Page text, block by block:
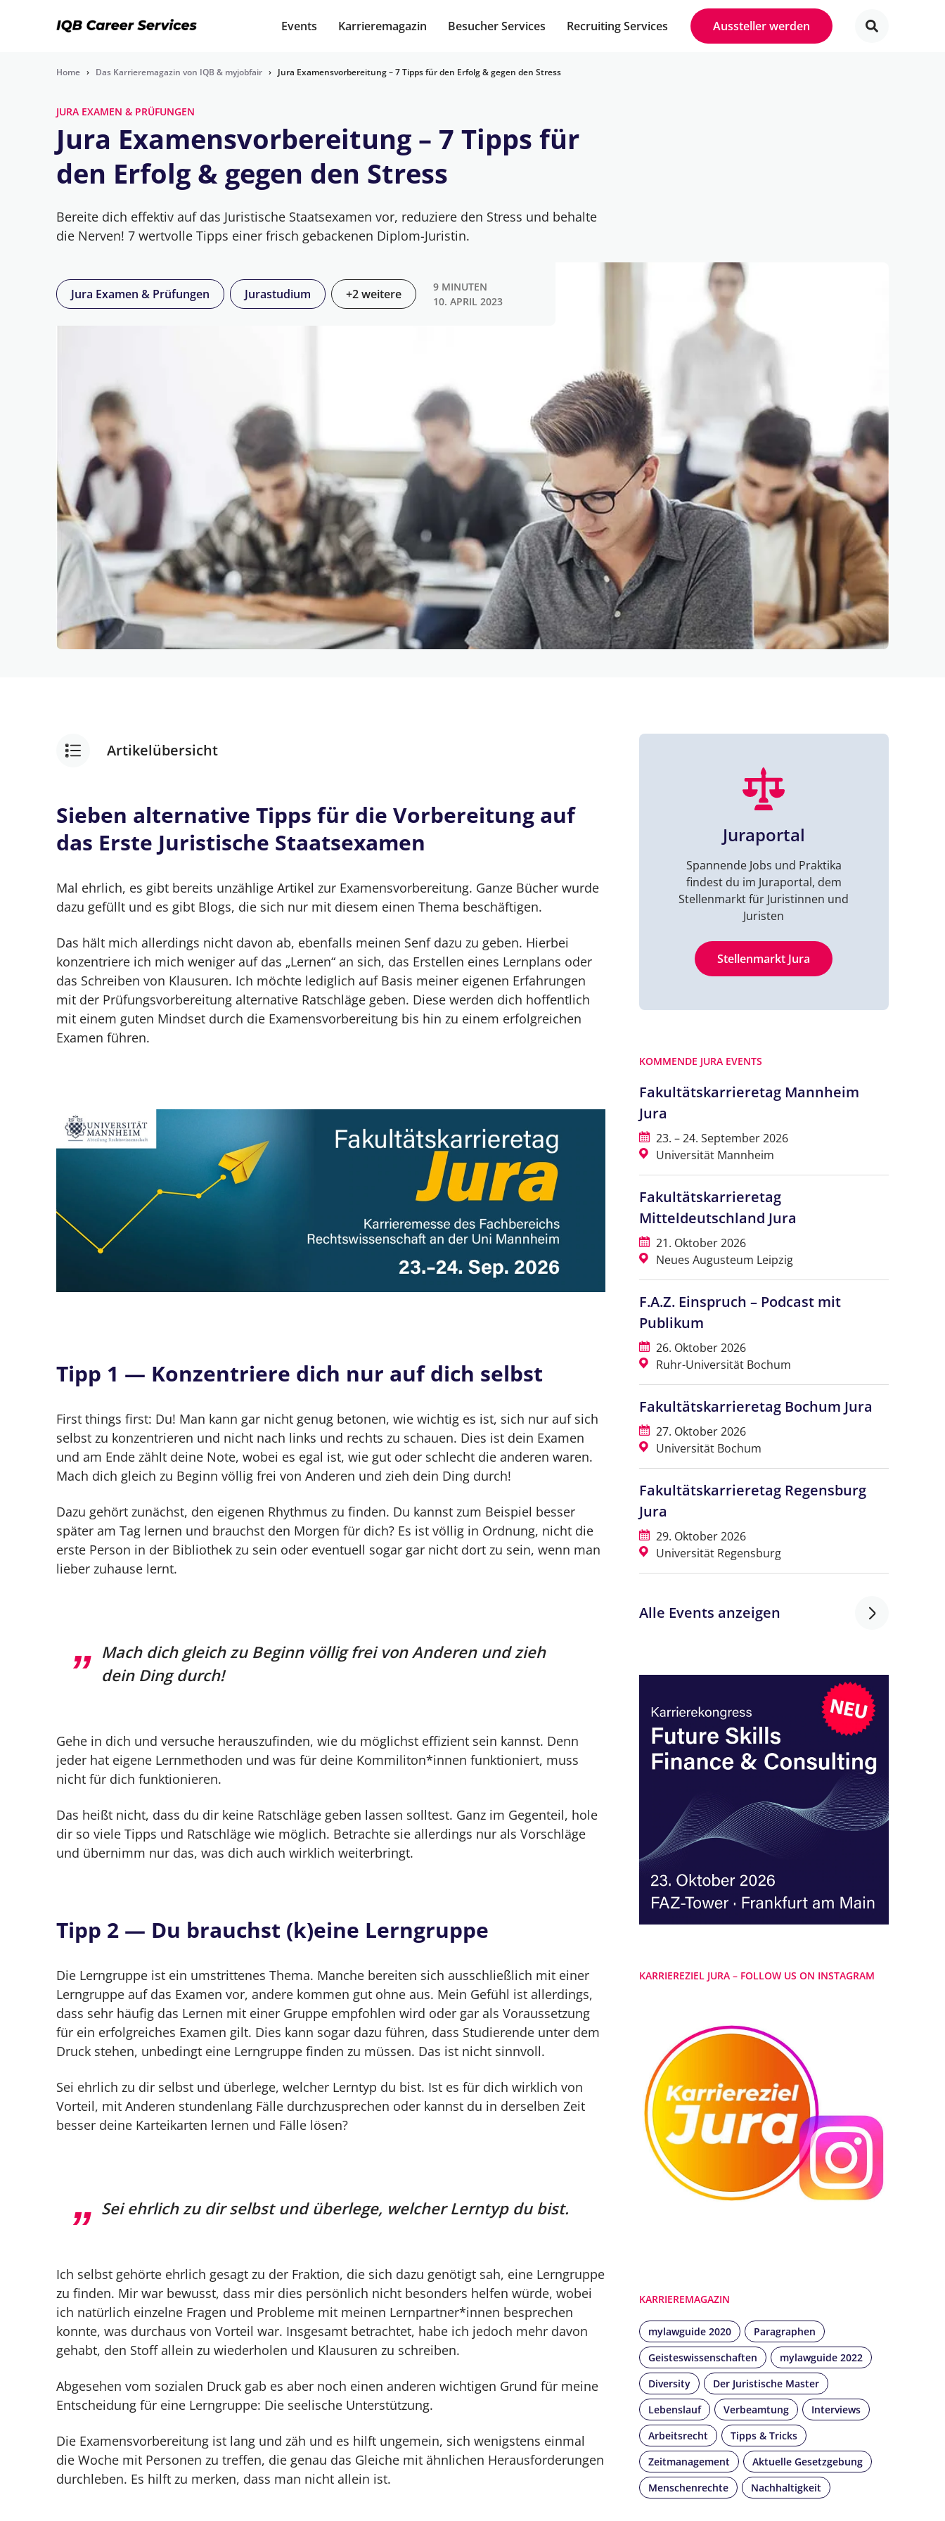
Events Karrieremagazin Besucher Services Recruiting Services Aussteller werden
Home › Das Karrieremagazin von IQB & myjobfair › Jura Examensvorbereitung – 7 Tipps für den Erfolg & gegen den Stress
JURA EXAMEN & PRÜFUNGEN
Jura Examensvorbereitung – 7 Tipps für
den Erfolg & gegen den Stress
Bereite dich effektiv auf das Juristische Staatsexamen vor, reduziere den Stress und behalte
die Nerven! 7 wertvolle Tipps einer frisch gebackenen Diplom-Juristin.
Jura Examen & Prüfungen Jurastudium +2 weitere
9 MINUTEN
10. APRIL 2023
Artikelübersicht
Jura Examensvorbereitung – 7 Tipps für den Erfolg & gegen den Stress
Sieben alternative Tipps für die Vorbereitung auf das Erste Juristische Staatsexamen
Tipp 2 — Du brauchst (k)eine Lerngruppe
Tipp 4 — Die Examensvorbereitung ist ein Marathon und kein Sprint
Tipp 5 — Umgib dich mit positiven Menschen
Tipp 6 — Reduziere alle Stressfaktoren um dich herum
Sieben alternative Tipps für die Vorbereitung auf
das Erste Juristische Staatsexamen
Mal ehrlich, es gibt bereits unzählige Artikel zur Examensvorbereitung. Ganze Bücher wurde
dazu gefüllt und es gibt Blogs, die sich nur mit diesem einen Thema beschäftigen.
Das hält mich allerdings nicht davon ab, ebenfalls meinen Senf dazu zu geben. Hierbei
konzentriere ich mich weniger auf das „Lernen“ an sich, das Erstellen eines Lernplans oder
das Schreiben von Klausuren. Ich möchte lediglich auf Basis meiner eigenen Erfahrungen
mit der Prüfungsvorbereitung alternative Ratschläge geben. Diese werden dich hoffentlich
mit einem guten Mindset durch die Examensvorbereitung bis hin zu einem erfolgreichen
Examen führen.
Tipp 1 — Konzentriere dich nur auf dich selbst
First things first: Du! Man kann gar nicht genug betonen, wie wichtig es ist, sich nur auf sich
selbst zu konzentrieren und nicht nach links und rechts zu schauen. Dies ist dein Examen
und am Ende zählt deine Note, wobei es egal ist, wie gut oder schlecht die anderen waren.
Mach dich gleich zu Beginn völlig frei von Anderen und zieh dein Ding durch!
Dazu gehört zunächst, den eigenen Rhythmus zu finden. Du kannst zum Beispiel besser
später am Tag lernen und brauchst den Morgen für dich? Es ist völlig in Ordnung, nicht die
erste Person in der Bibliothek zu sein oder eventuell sogar gar nicht dort zu sein, wenn man
lieber zuhause lernt.
Mach dich gleich zu Beginn völlig frei von Anderen und zieh
dein Ding durch!
Gehe in dich und versuche herauszufinden, wie du möglichst effizient sein kannst. Denn
jeder hat eigene Lernmethoden und was für deine Kommiliton*innen funktioniert, muss
nicht für dich funktionieren.
Das heißt nicht, dass du dir keine Ratschläge geben lassen solltest. Ganz im Gegenteil, hole
dir so viele Tipps und Ratschläge wie möglich. Betrachte sie allerdings nur als Vorschläge
und übernimm nur das, was dich auch wirklich weiterbringt.
Tipp 2 — Du brauchst (k)eine Lerngruppe
Die Lerngruppe ist ein umstrittenes Thema. Manche bereiten sich ausschließlich mit einer
Lerngruppe auf das Examen vor, andere kommen gut ohne aus. Mein Gefühl ist allerdings,
dass sehr häufig das Lernen mit einer Gruppe empfohlen wird oder gar als Voraussetzung
für ein erfolgreiches Examen gilt. Dies kann sogar dazu führen, dass Studierende unter dem
Druck stehen, unbedingt eine Lerngruppe finden zu müssen. Das ist nicht sinnvoll.
Sei ehrlich zu dir selbst und überlege, welcher Lerntyp du bist. Ist es für dich wirklich von
Vorteil, mit Anderen stundenlang Fälle durchzusprechen oder kannst du in derselben Zeit
besser deine Karteikarten lernen und Fälle lösen?
Sei ehrlich zu dir selbst und überlege, welcher Lerntyp du bist.
Ich selbst gehörte ehrlich gesagt zu der Fraktion, die sich dazu genötigt sah, eine Lerngruppe
zu finden. Mir war bewusst, dass mir dies persönlich nicht besonders helfen würde, wobei
ich natürlich einzelne Fragen und Probleme mit meinen Lernpartner*innen besprechen
konnte, was durchaus von Vorteil war. Insgesamt betrachtet, habe ich jedoch mehr davon
gehabt, den Stoff allein zu wiederholen und Klausuren zu schreiben.
Abgesehen vom sozialen Druck gab es aber noch einen anderen wichtigen Grund für meine
Entscheidung für eine Lerngruppe: Die seelische Unterstützung.
Die Examensvorbereitung ist lang und zäh und es hilft ungemein, sich wenigstens einmal
die Woche mit Personen zu treffen, die genau das Gleiche mit ähnlichen Herausforderungen
durchleben. Es hilft zu merken, dass man nicht allein ist.
Juraportal
Spannende Jobs und Praktika
findest du im Juraportal, dem
Stellenmarkt für Juristinnen und
Juristen
Stellenmarkt Jura
KOMMENDE JURA EVENTS
Fakultätskarrieretag Mannheim
Jura
23. – 24. September 2026
Universität Mannheim
Fakultätskarrieretag
Mitteldeutschland Jura
21. Oktober 2026
Neues Augusteum Leipzig
F.A.Z. Einspruch – Podcast mit
Publikum
26. Oktober 2026
Ruhr-Universität Bochum
Fakultätskarrieretag Bochum Jura
27. Oktober 2026
Universität Bochum
Fakultätskarrieretag Regensburg
Jura
29. Oktober 2026
Universität Regensburg
Alle Events anzeigen
KARRIEREZIEL JURA – FOLLOW US ON INSTAGRAM
KARRIEREMAGAZIN
mylawguide 2020
Paragraphen
Geisteswissenschaften
mylawguide 2022
Diversity
Der Juristische Master
Lebenslauf
Verbeamtung
Interviews
Arbeitsrecht
Tipps & Tricks
Zeitmanagement
Aktuelle Gesetzgebung
Menschenrechte
Nachhaltigkeit